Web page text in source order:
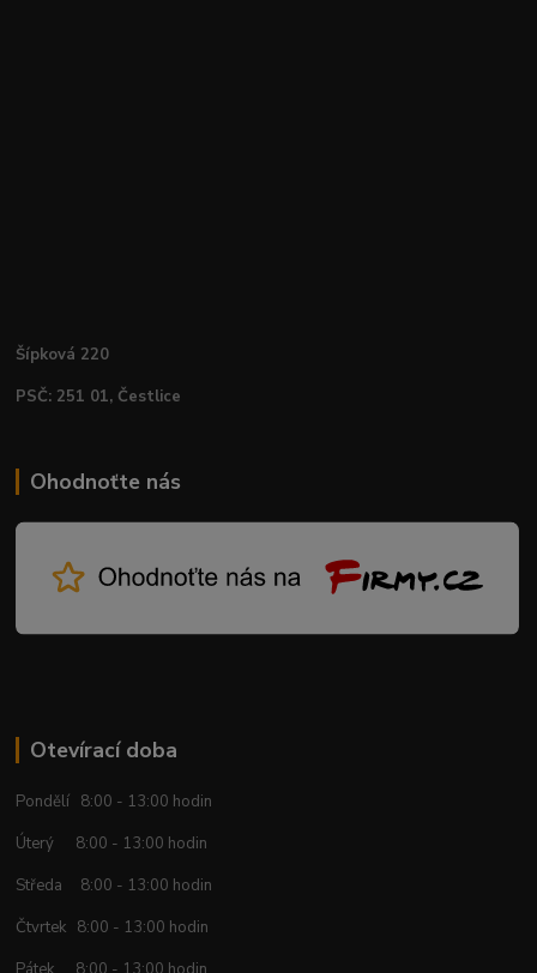
Šípková 220
PSČ: 251 01, Čestlice
Ohodnoťte nás
Otevírací doba
Pondělí 8:00 - 13:00 hodin
Úterý 8:00 - 13:00 hodin
Středa 8:00 - 13:00 hodin
Čtvrtek 8:00 - 13:00 hodin